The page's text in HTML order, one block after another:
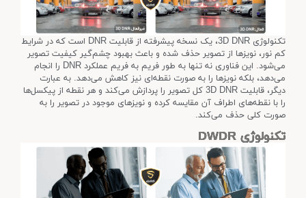
تکنولوژی 3D DNR، یک نسخه پیشرفته از قابلیت DNR است که در شرایط
کم نور، نویزها از تصویر حذف شده و باعث بهبود چشم‌گیر کیفیت تصویر
می‌شود. این فناوری نه تنها به طور فریم به فریم عملکرد DNR را انجام
می‌دهد، بلکه نویزها را به صورت نقطه‌ای نیز کاهش می‌دهد. به عبارت
دیگر، قابلیت 3D DNR کل تصویر را پردازش می‌کند و هر نقطه از پیکسل‌ها
را با نقطه‌های اطراف آن مقایسه کرده و نویزهای موجود در تصویر را به
صورت کلی حذف می‌کند.
تکنولوژی DWDR